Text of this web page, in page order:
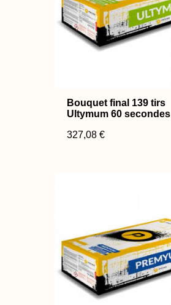
Bouquet final 139 tirs
Ultymum 60 secondes
327,08 €